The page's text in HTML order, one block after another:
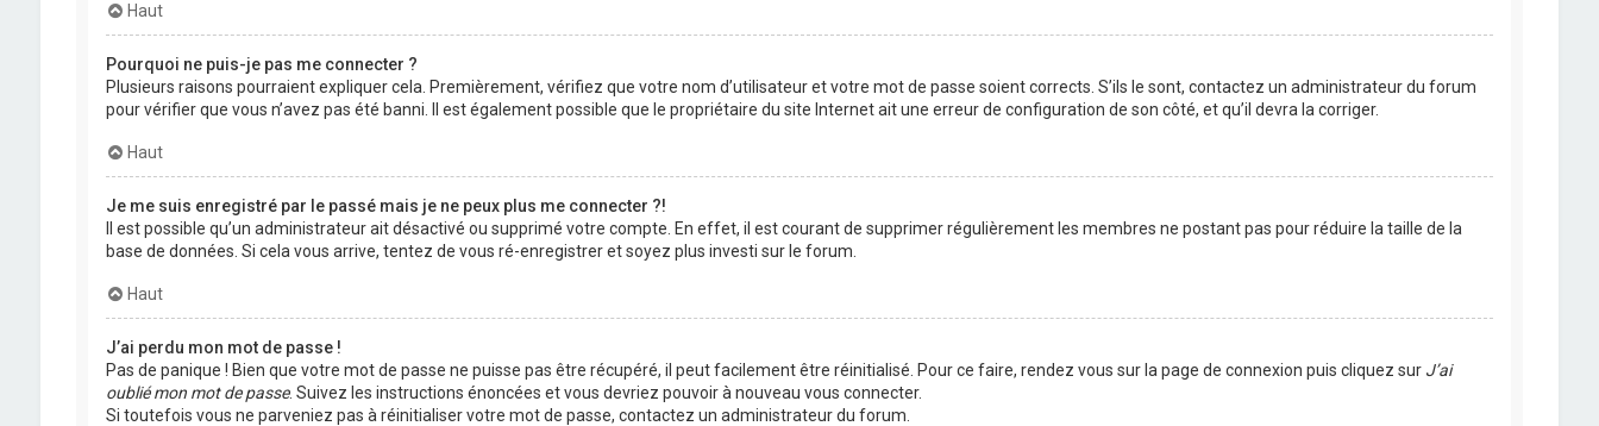
Haut
Pourquoi ne puis-je pas me connecter ?
Plusieurs raisons pourraient expliquer cela. Premièrement, vérifiez que votre nom d’utilisateur et votre mot de passe soient corrects. S’ils le sont, contactez un administrateur du forum
pour vérifier que vous n’avez pas été banni. Il est également possible que le propriétaire du site Internet ait une erreur de configuration de son côté, et qu’il devra la corriger.
Haut
Je me suis enregistré par le passé mais je ne peux plus me connecter ?!
Il est possible qu’un administrateur ait désactivé ou supprimé votre compte. En effet, il est courant de supprimer régulièrement les membres ne postant pas pour réduire la taille de la
base de données. Si cela vous arrive, tentez de vous ré-enregistrer et soyez plus investi sur le forum.
Haut
J’ai perdu mon mot de passe !
Pas de panique ! Bien que votre mot de passe ne puisse pas être récupéré, il peut facilement être réinitialisé. Pour ce faire, rendez vous sur la page de connexion puis cliquez sur J’ai
oublié mon mot de passe. Suivez les instructions énoncées et vous devriez pouvoir à nouveau vous connecter.
Si toutefois vous ne parveniez pas à réinitialiser votre mot de passe, contactez un administrateur du forum.